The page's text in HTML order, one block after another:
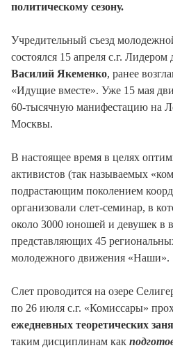
политическому сезону.
Учредительный съезд
состоялся 15 апреля с.г.
Василий Якеменко, ранее
«Идущие вместе». Уже 15 мая
60-тысячную манифестацию на
Москвы.
В настоящее время в целях
активистов (так называемых
подрастающим поколением
организовали слет-семинар, в
около 3000 юношей и девушек в
представляющих 45
молодежного движения «Наши».
Слет проводится на озере
по 26 июля с.г. «Комиссары»
ежедневных теоретических
таким дисциплинам как